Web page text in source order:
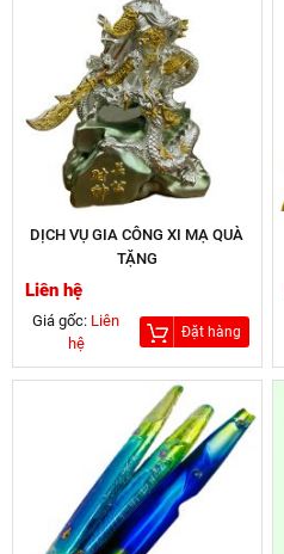
DỊCH VỤ GIA CÔNG XI MẠ QUÀ
TẶNG
Liên hệ
Giá gốc: Liên
hệ
Đặt hàng